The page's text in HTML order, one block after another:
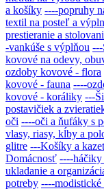
a košíky ----popruhy
textil na posteľ a
prestieranie a
-vankúše s výplňou ---
kovové na odevy,
ozdoby kovové - flora
kovové - fauna ----
kovové - koráliky ---
postavičiek a
oči ----oči a ňufáky s
vlasy, riasy, kĺby a
glitre ---Košíky a
Domácnosť ----háčiky
ukladanie a
potreby ----modistické